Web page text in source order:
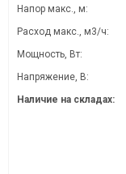
Напор макс., м:
Расход макс., м3/ч:
Мощность, Вт:
Напряжение, В:
Наличие на складах: